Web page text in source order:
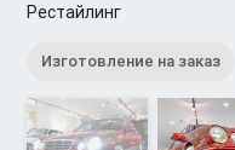
Рестайлинг
Изготовление на заказ